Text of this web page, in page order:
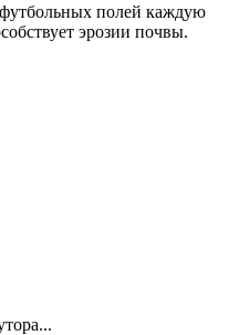
полей каждую
эрозии почвы.